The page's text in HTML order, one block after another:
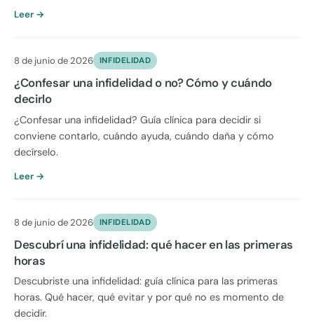
Leer →
8 de junio de 2026 INFIDELIDAD
¿Confesar una infidelidad o no? Cómo y cuándo
decirlo
¿Confesar una infidelidad? Guía clínica para decidir si
conviene contarlo, cuándo ayuda, cuándo daña y cómo
decírselo.
Leer →
8 de junio de 2026 INFIDELIDAD
Descubrí una infidelidad: qué hacer en las primeras
horas
Descubriste una infidelidad: guía clínica para las primeras
horas. Qué hacer, qué evitar y por qué no es momento de
decidir.